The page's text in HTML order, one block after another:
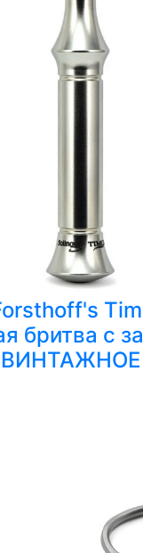
бритва с